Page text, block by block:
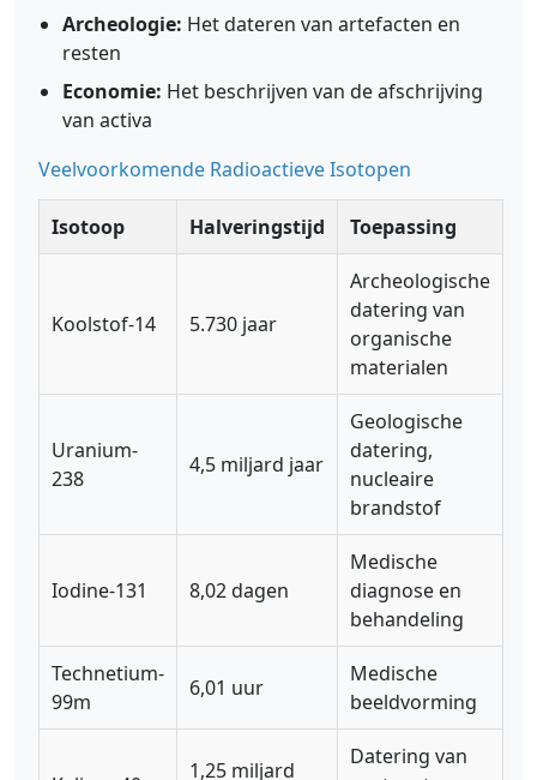
Archeologie: Het dateren van artefacten en
resten
Economie: Het beschrijven van de afschrijving
van activa
Veelvoorkomende Radioactieve Isotopen
Isotoop Halveringstijd Toepassing
Koolstof-14 5.730 jaar
Archeologische
datering van
organische
materialen
Uranium-
238
4,5 miljard jaar
Geologische
datering,
nucleaire
brandstof
Iodine-131 8,02 dagen
Medische
diagnose en
behandeling
Technetium-
99m
6,01 uur
Medische
beeldvorming
1,25 miljard
Datering van